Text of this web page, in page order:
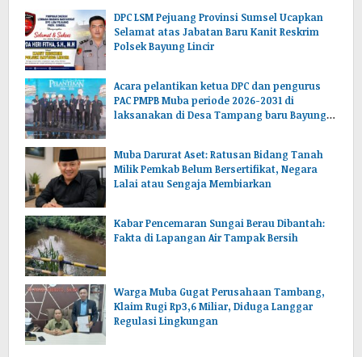
DPC LSM Pejuang Provinsi Sumsel Ucapkan
Selamat atas Jabatan Baru Kanit Reskrim
Polsek Bayung Lincir
Acara pelantikan ketua DPC dan pengurus
PAC PMPB Muba periode 2026-2031 di
laksanakan di Desa Tampang baru Bayung
Muba Darurat Aset: Ratusan Bidang Tanah
Milik Pemkab Belum Bersertifikat, Negara
Lalai atau Sengaja Membiarkan
Kabar Pencemaran Sungai Berau Dibantah:
Fakta di Lapangan Air Tampak Bersih
Warga Muba Gugat Perusahaan Tambang,
Klaim Rugi Rp3,6 Miliar, Diduga Langgar
Regulasi Lingkungan